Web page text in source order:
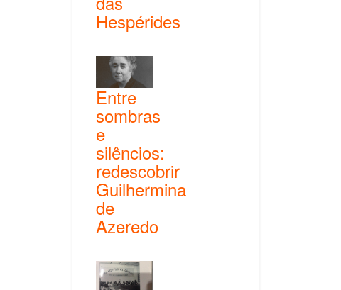
Hespérides
Entre
sombras
e
silêncios:
redescobrir
Guilhermina
de
Azeredo